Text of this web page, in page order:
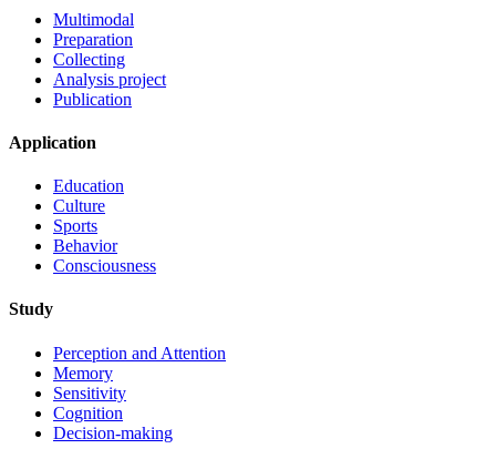
Multimodal
Preparation
Collecting
Analysis project
Publication
Application
Education
Culture
Sports
Behavior
Consciousness
Study
Perception and Attention
Memory
Sensitivity
Cognition
Decision-making